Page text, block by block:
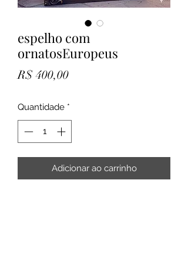
espelho com
ornatosEuropeus
R$ 400,00Preço
Quantidade *
Adicionar ao carrinho